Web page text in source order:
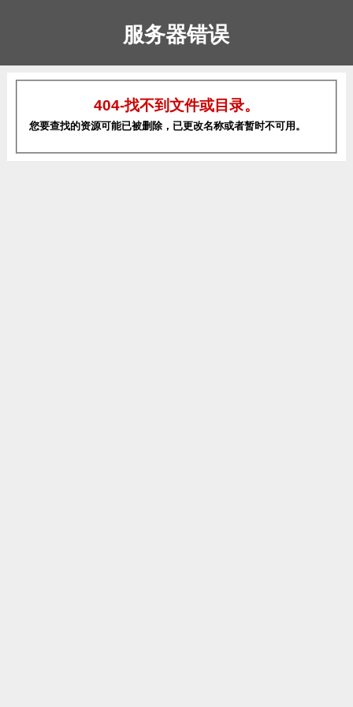
服务器错误
404-找不到文件或目录。
您要查找的资源可能已被删除，已更改名称或者暂时不可用。